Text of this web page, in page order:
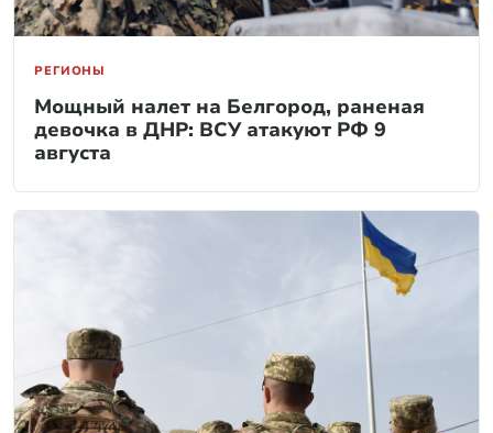
РЕГИОНЫ
Мощный налет на Белгород, раненая
девочка в ДНР: ВСУ атакуют РФ 9
августа